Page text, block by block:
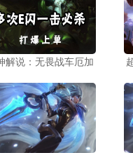
解说：无畏战车厄加